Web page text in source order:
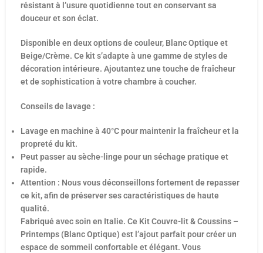
résistant à l’usure quotidienne tout en conservant sa
douceur et son éclat.
Disponible en deux options de couleur, Blanc Optique et
Beige/Crème. Ce kit s’adapte à une gamme de styles de
décoration intérieure. Ajoutantez une touche de fraîcheur
et de sophistication à votre chambre à coucher.
Conseils de lavage :
Lavage en machine à 40°C pour maintenir la fraîcheur et la
propreté du kit.
Peut passer au sèche-linge pour un séchage pratique et
rapide.
Attention : Nous vous déconseillons fortement de repasser
ce kit, afin de préserver ses caractéristiques de haute
qualité.
Fabriqué avec soin en Italie. Ce Kit Couvre-lit & Coussins –
Printemps (Blanc Optique) est l’ajout parfait pour créer un
espace de sommeil confortable et élégant. Vous